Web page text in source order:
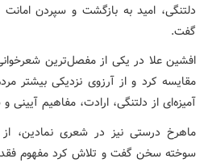
دلتنگی، امید به بازگشت و سپردن
گفت.
افشین علا در یکی از مفصل‌ترین
مقایسه کرد و از آرزوی نزدیکی بیشتر
آمیزه‌ای از دلتنگی، ارادت، مفاهیم آیینی
ماهرخ درستی نیز در شعری نمادین،
سوخته سخن گفت و تلاش کرد مفهوم